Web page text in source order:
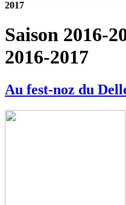
2017
Saison 2016-
2016-2017
Au fest-noz du